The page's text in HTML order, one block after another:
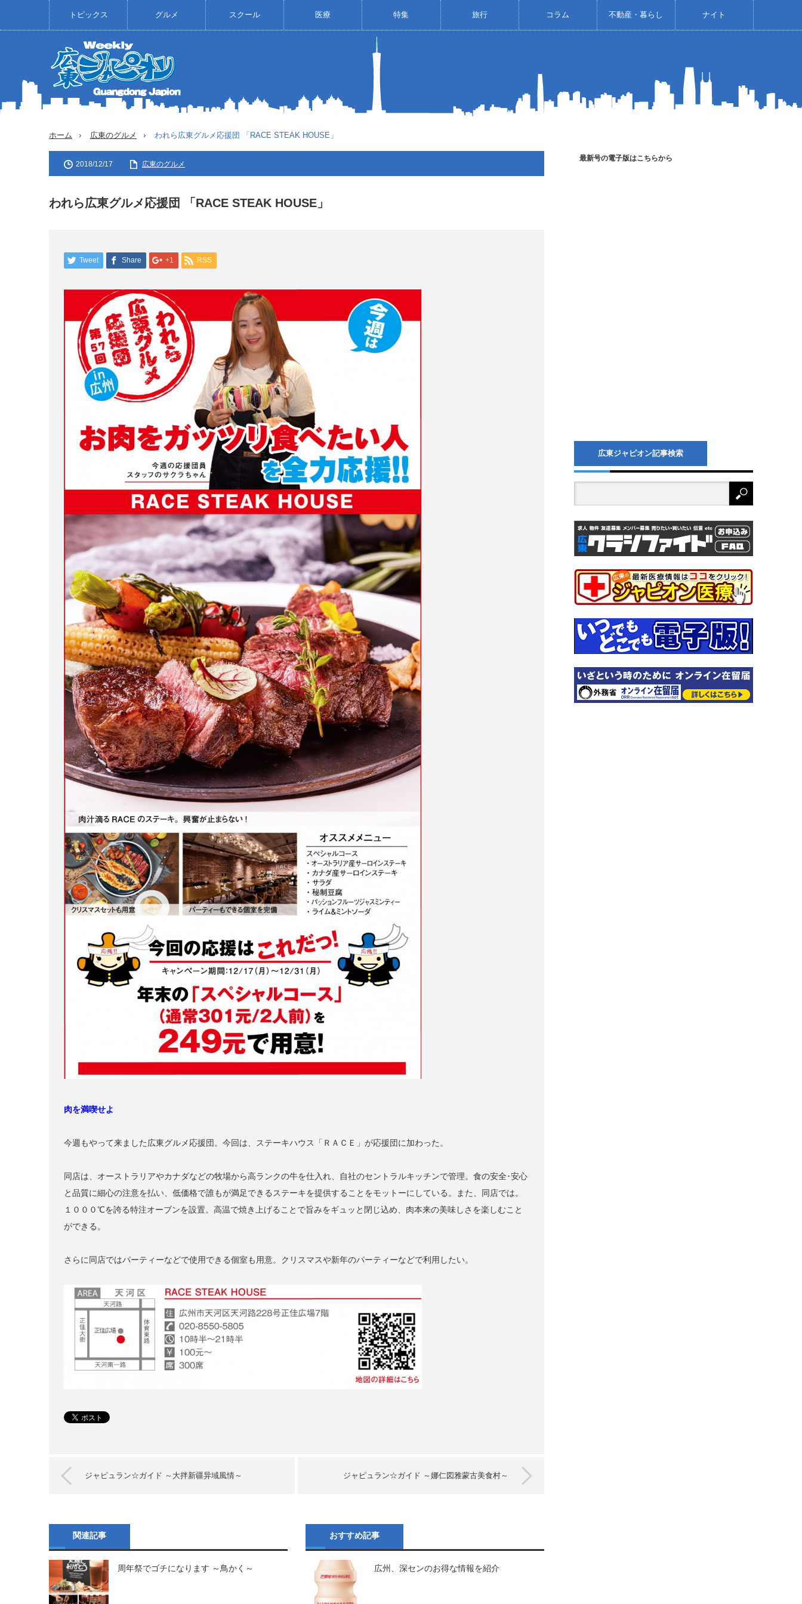
トピックス グルメ スクール 医療 特集 旅行 コラム 不動産・暮らし ナイト
ホーム 広東のグルメ われら広東グルメ応援団 「RACE STEAK HOUSE」
2018/12/17 広東のグルメ
われら広東グルメ応援団 「RACE STEAK HOUSE」
Tweet Share +1 RSS
肉を満喫せよ
今週もやって来ました広東グルメ応援団。今回は、ステーキハウス「ＲＡＣＥ」が応援団に加わった。
同店は、オーストラリアやカナダなどの牧場から高ランクの牛を仕入れ、自社のセントラルキッチンで管理。食の安全･安心
と品質に細心の注意を払い、低価格で誰もが満足できるステーキを提供することをモットーにしている。また、同店では。
１０００℃を誇る特注オーブンを設置。高温で焼き上げることで旨みをギュッと閉じ込め、肉本来の美味しさを楽しむこと
ができる。
さらに同店ではパーティーなどで使用できる個室も用意。クリスマスや新年のパーティーなどで利用したい。
ジャピュラン☆ガイド ～大拌新疆异域風情～ ジャピュラン☆ガイド ～娜仁図雅蒙古美食村～
関連記事
周年祭でゴチになります ～鳥かく～
おすすめ記事
広州、深センのお得な情報を紹介
最新号の電子版はこちらから
広東ジャピオン記事検索